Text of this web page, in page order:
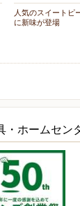
人気のスイートピ
に新味が登場
・ホームセン